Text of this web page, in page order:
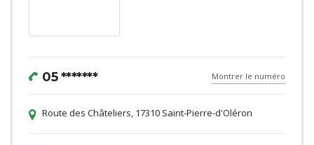
05 ******* Montrer le numéro
Route des Châteliers, 17310 Saint-Pierre-d'Oléron